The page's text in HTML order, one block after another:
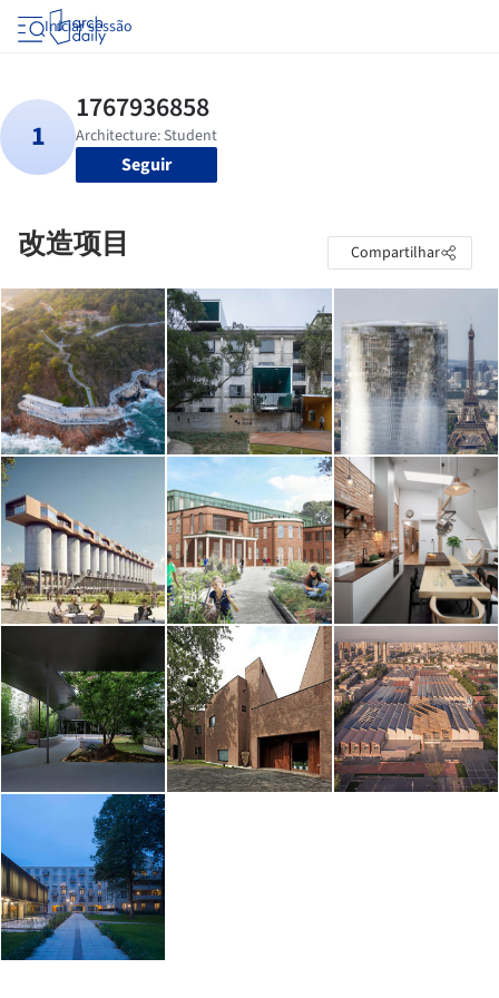
Iniciar sessão
Seguir
改造项目 Compartilhar